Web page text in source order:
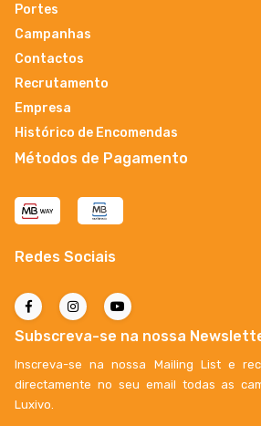
Portes
Campanhas
Contactos
Recrutamento
Empresa
Histórico de Encomendas
Métodos de Pagamento
Redes Sociais
Subscreva-se na nossa
Inscreva-se na nossa Mailing List e
directamente no seu email todas as
Luxivo.